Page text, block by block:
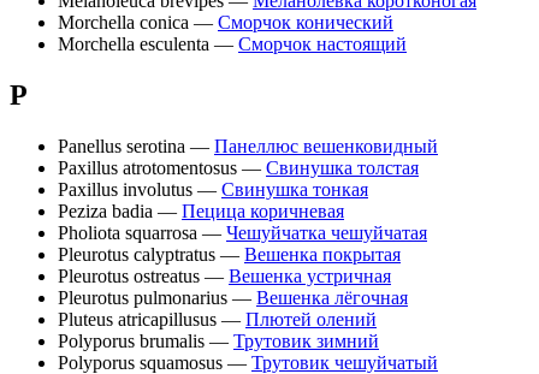
Morchella conica — Сморчок конический
Morchella esculenta — Сморчок настоящий
P
Panellus serotina — Панеллюс вешенковидный
Paxillus atrotomentosus — Свинушка толстая
Paxillus involutus — Свинушка тонкая
Peziza badia — Пецица коричневая
Pholiota squarrosa — Чешуйчатка чешуйчатая
Pleurotus calyptratus — Вешенка покрытая
Pleurotus ostreatus — Вешенка устричная
Pleurotus pulmonarius — Вешенка лёгочная
Pluteus atricapillusus — Плютей олений
Polyporus brumalis — Трутовик зимний
Polyporus squamosus — Трутовик чешуйчатый